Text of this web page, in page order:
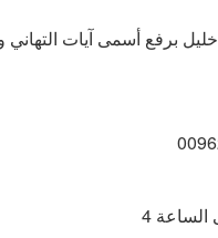
أسمى آيات التهاني